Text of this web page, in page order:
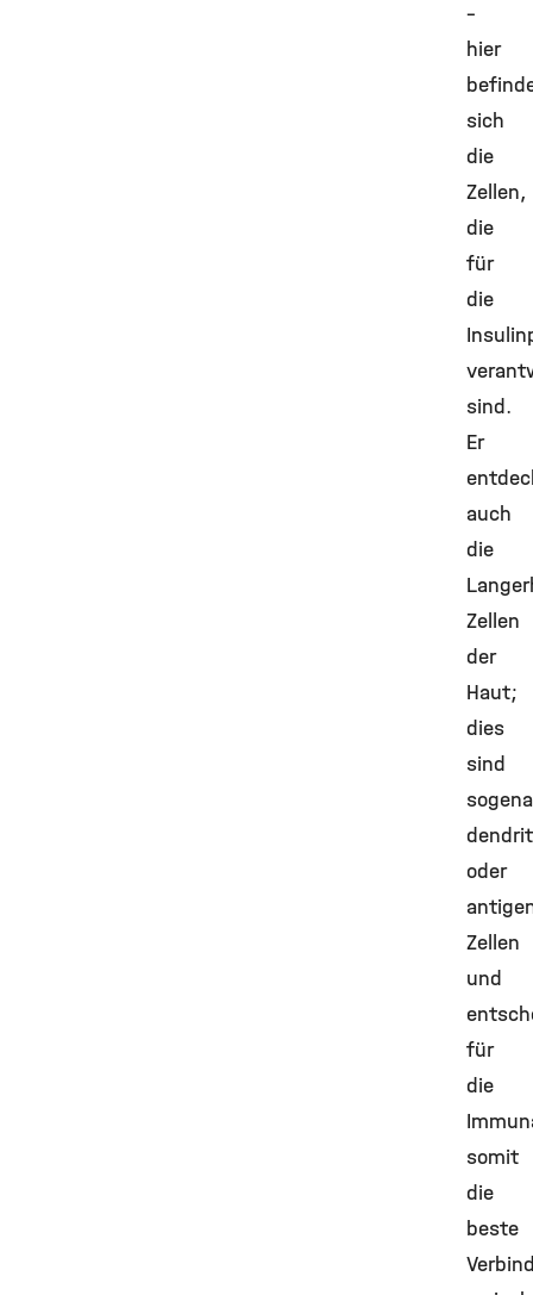
–
hier
sich
die
Zellen,
die
für
die
sind.
Er
auch
die
Zellen
der
Haut;
dies
sind
oder
Zellen
und
für
die
somit
die
beste